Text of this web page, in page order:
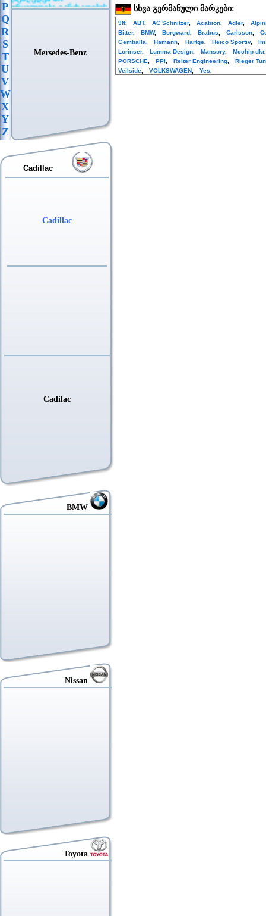
P
Q
R
S
T
U
V
W
X
Y
Z
ვრცელდება განცხადების
Mersedes-Benz
Cadillac
Cadillac
Cadilac
BMW
Nissan
Toyota
სხვა გერმანული მარკები:
9ff, ABT, AC Schnitzer, Acabion Adler,
Bitter, BMW, Borgward Brabus Carlsson
Gemballa
Hamann Hartge Heico Sportiv,
Lorinser, Lumma Design Mansory, Mcchip-dkr
PORSCHE
PPI Reiter Engineering
Rieger
Veilside
VOLKSWAGEN Yes